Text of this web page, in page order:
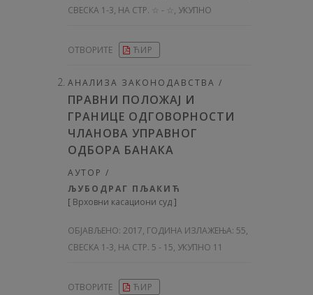
СВЕСКА 1-3, НА СТР. ☆ - ☆, УКУПНО
ОТВОРИТЕ ЋИР
АНАЛИЗА ЗАКОНОДАВСТВА /
ПРАВНИ ПОЛОЖАЈ И
ГРАНИЦЕ ОДГОВОРНОСТИ
ЧЛАНОВА УПРАВНОГ
ОДБОРА БАНАКА
АУТОР /
ЉУБОДРАГ ПЉАКИЋ
[ Врховни касациони суд]
ОБЈАВЉЕНО: 2017, ГОДИНА ИЗЛАЖЕЊА: 55,
СВЕСКА 1-3, НА СТР. 5 - 15, УКУПНО 11
ОТВОРИТЕ ЋИР